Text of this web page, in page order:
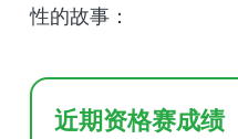
性的故事：
近期资格赛成绩